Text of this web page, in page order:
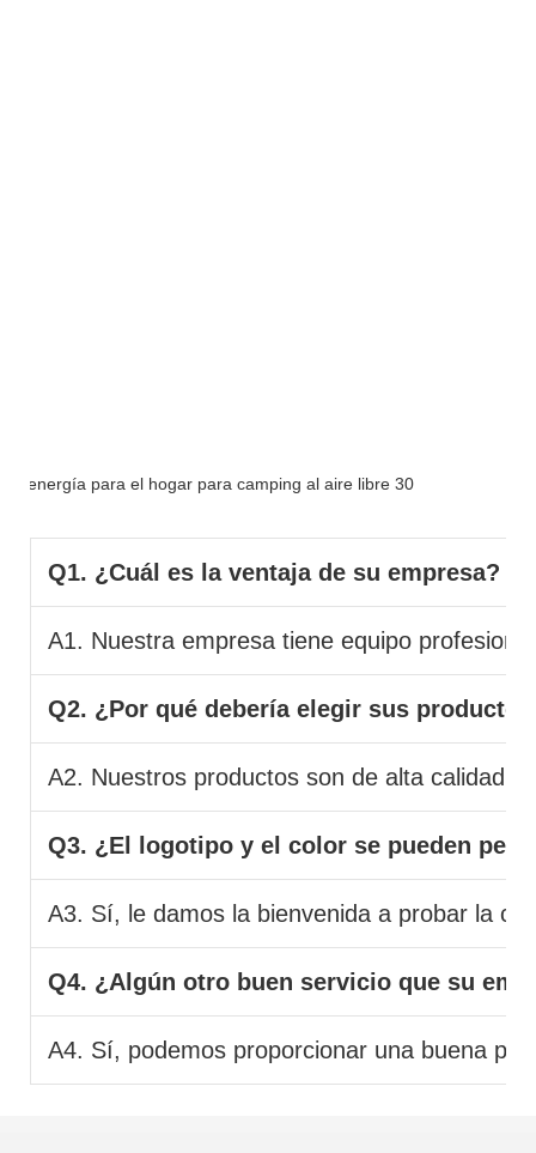
Q1. ¿Cuál es la ventaja de su empresa?
A1. Nuestra empresa tiene equipo
Q2. ¿Por qué debería elegir sus
A2. Nuestros productos son de alta calidad y
Q3. ¿El logotipo y el color se pueden
A3. Sí, le damos la bienvenida a probar la
Q4. ¿Algún otro buen servicio que su
A4. Sí, podemos proporcionar una buena